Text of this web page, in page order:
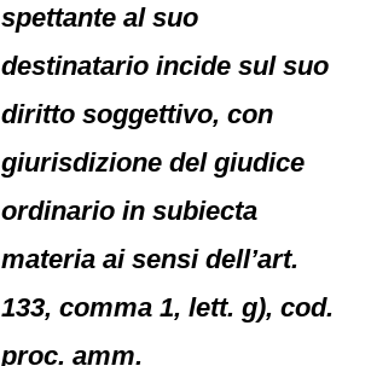
spettante al suo
destinatario incide sul suo
diritto soggettivo, con
giurisdizione del giudice
ordinario in subiecta
materia ai sensi dell’art.
133, comma 1, lett. g), cod.
proc. amm.